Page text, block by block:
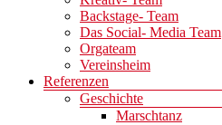
Backstage- Team
Das Social- Media Team
Orgateam
Vereinsheim
Referenzen
Geschichte
Marschtanz